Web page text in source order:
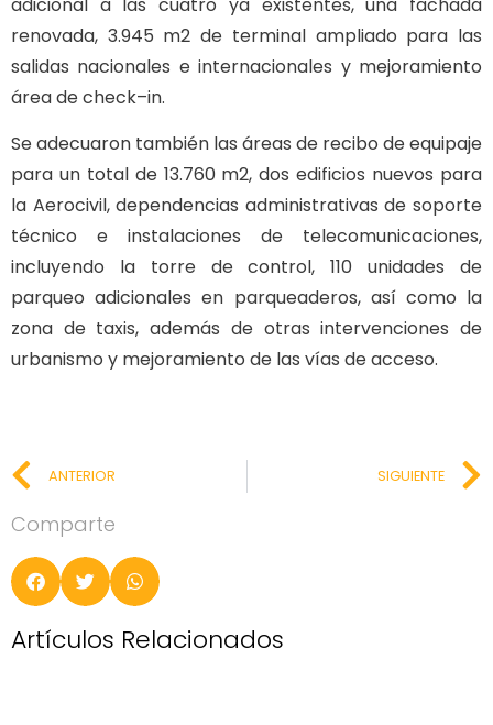
renovada, 3.945 m2 de terminal ampliado para las
salidas nacionales e internacionales y mejoramiento
área de check–in.
Se adecuaron también las áreas de recibo de equipaje
para un total de 13.760 m2, dos edificios nuevos para
la Aerocivil, dependencias administrativas de soporte
técnico e instalaciones de telecomunicaciones,
incluyendo la torre de control, 110 unidades de
parqueo adicionales en parqueaderos, así como la
zona de taxis, además de otras intervenciones de
urbanismo y mejoramiento de las vías de acceso.
ANTERIOR SIGUIENTE
Comparte
Artículos Relacionados